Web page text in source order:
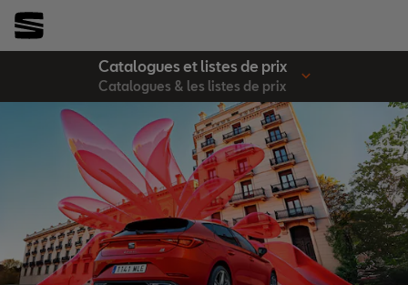
Catalogues et listes de prix
Catalogues & les listes de prix